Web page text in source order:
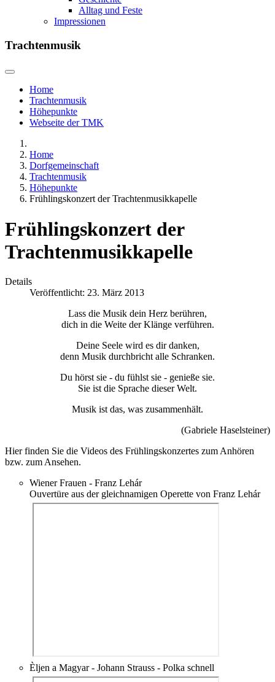
Alltag und Feste
Impressionen
Trachtenmusik
Home
Trachtenmusik
Höhepunkte
Webseite der TMK
Home
Dorfgemeinschaft
Trachtenmusik
Höhepunkte
Frühlingskonzert der Trachtenmusikkapelle
Frühlingskonzert der
Trachtenmusikkapelle
Details
Veröffentlicht: 23. März 2013
Lass die Musik dein Herz berühren,
dich in die Weite der Klänge verführen.
Deine Seele wird es dir danken,
denn Musik durchbricht alle Schranken.
Du hörst sie - du fühlst sie - genieße sie.
Sie ist die Sprache dieser Welt.
Musik ist das, was zusammenhält.
(Gabriele Haselsteiner)
Hier finden Sie die Videos des Frühlingskonzertes zum Anhören
bzw. zum Ansehen.
Wiener Frauen - Franz Lehár
Ouvertüre aus der gleichnamigen Operette von Franz Lehár
Èljen a Magyar - Johann Strauss - Polka schnell